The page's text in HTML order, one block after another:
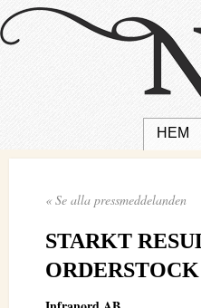
HEM
« Se alla pressmeddelanden
STARKT
ORDERSTOCK